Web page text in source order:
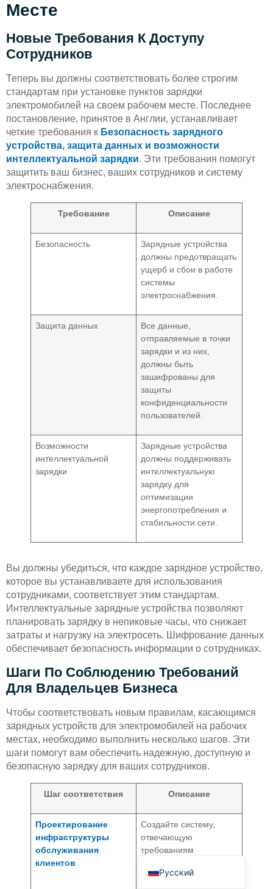
Месте
Новые Требования К Доступу
Сотрудников
Теперь вы должны соответствовать более строгим
стандартам при установке пунктов зарядки
электромобилей на своем рабочем месте. Последнее
постановление, принятое в Англии, устанавливает
четкие требования к Безопасность зарядного
устройства, защита данных и возможности
интеллектуальной зарядки. Эти требования помогут
защитить ваш бизнес, ваших сотрудников и систему
электроснабжения.
Требование Описание
Безопасность
Зарядные устройства
должны предотвращать
ущерб и сбои в работе
системы
электроснабжения.
Защита данных
Все данные,
отправляемые в точки
зарядки и из них,
должны быть
зашифрованы для
защиты
конфиденциальности
пользователей.
Возможности
интеллектуальной
зарядки
Зарядные устройства
должны поддерживать
интеллектуальную
зарядку для
оптимизации
энергопотребления и
стабильности сети.
Вы должны убедиться, что каждое зарядное устройство,
которое вы устанавливаете для использования
сотрудниками, соответствует этим стандартам.
Интеллектуальные зарядные устройства позволяют
планировать зарядку в непиковые часы, что снижает
затраты и нагрузку на электросеть. Шифрование данных
обеспечивает безопасность информации о сотрудниках.
Шаги По Соблюдению Требований
Для Владельцев Бизнеса
Чтобы соответствовать новым правилам, касающимся
зарядных устройств для электромобилей на рабочих
местах, необходимо выполнить несколько шагов. Эти
шаги помогут вам обеспечить надежную, доступную и
безопасную зарядку для ваших сотрудников.
Шаг соответствия Описание
Проектирование
инфраструктуры
обслуживания
клиентов
Создайте систему,
отвечающую
требованиям
улучшающую
Русский
English
Español
Português
Français
العربية
Türkçe
Bahasa Indonesia
Deutsch